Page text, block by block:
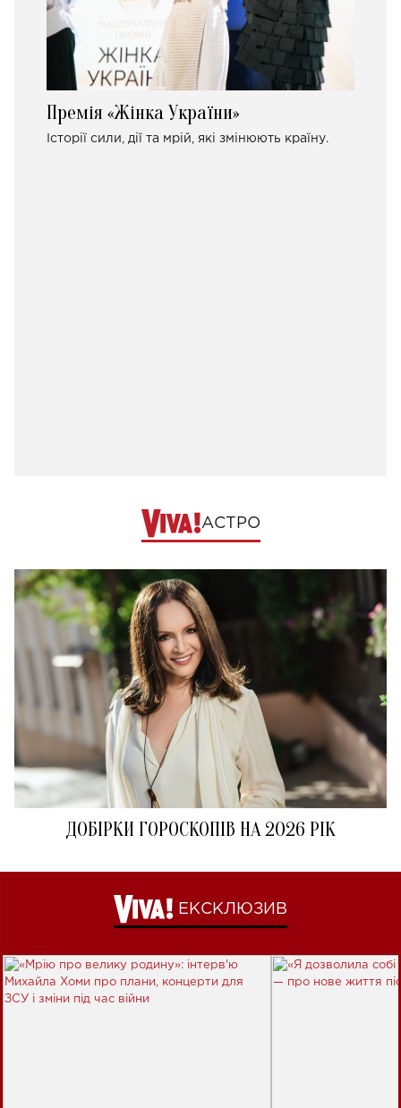
Премія «Жінка України»
Історії сили, дії та мрій, які змінюють країну.
АСТРО
ДОБІРКИ ГОРОСКОПІВ НА 2026 РІК
ЕКСКЛЮЗИВ